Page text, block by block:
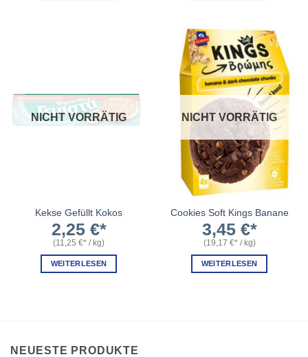
NICHT VORRÄTIG
Kekse Gefüllt Kokos
2,25 €
(11,25 € / kg)
WEITERLESEN
NICHT VORRÄTIG
Cookies Soft Kings Banane
3,45 €
(19,17 € / kg)
WEITERLESEN
NEUESTE PRODUKTE